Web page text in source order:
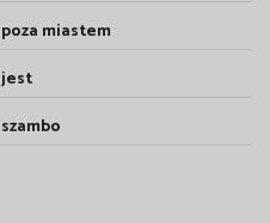
poza miastem
jest
szambo